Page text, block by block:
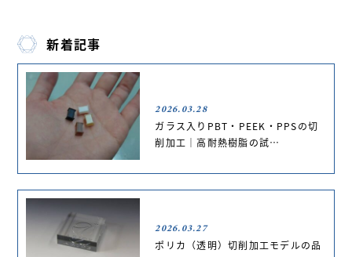
新着記事
2026.03.28
ガラス入りPBT・PEEK・PPSの切
削加工｜高耐熱樹脂の試…
2026.03.27
ポリカ（透明）切削加工モデルの品